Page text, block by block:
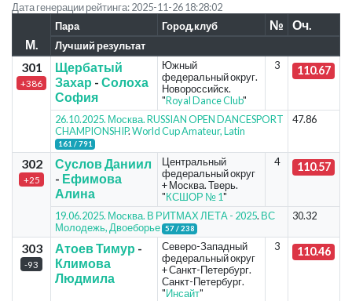
Дата генерации рейтинга: 2025-11-26 18:28:02
М.
Пара Город,клуб № Оч.
Лучший результат
301
+386
Щербатый
Захар - Солоха
София
Южный
федеральный округ.
Новороссийск.
"Royal Dance Club"
3 110.67
26.10.2025. Москва. RUSSIAN OPEN DANCESPORT
CHAMPIONSHIP.World Cup Amateur, Latin
161 / 791
47.86
302
+25
Суслов Даниил
- Ефимова
Алина
Центральный
федеральный округ
+ Москва. Тверь.
"КСШОР № 1"
4 110.57
19.06.2025. Москва. В РИТМАХ ЛЕТА - 2025. ВС
Молодежь, Двоеборье 57 / 238
30.32
303
-93
Атоев Тимур -
Климова
Людмила
Северо-Западный
федеральный округ
+ Санкт-Петербург.
Санкт-Петербург.
"Инсайт"
3 110.46